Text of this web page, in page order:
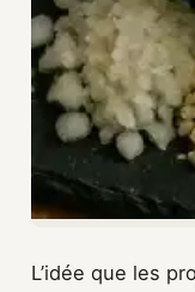
L’idée que les